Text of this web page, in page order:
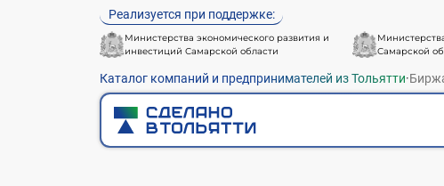
Реализуется при поддержке:
Министерства экономического развития и
инвестиций Самарской области
Самарской
Каталог компаний и предпринимателей из Тольятти·